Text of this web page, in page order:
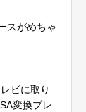
スがめちゃ
ビに取り
変換プレ